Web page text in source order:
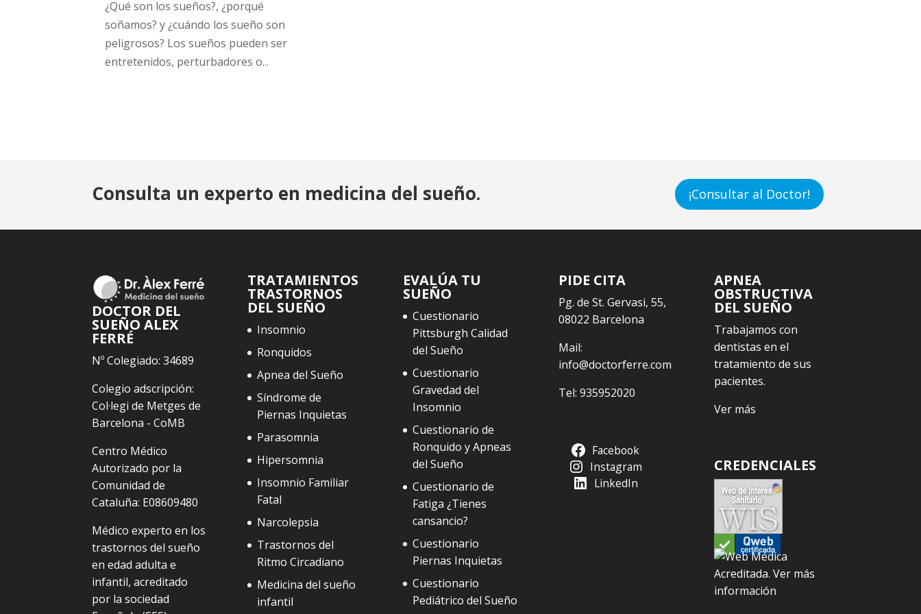
¿Qué son los sueños?, ¿porqué
soñamos? y ¿cuándo los sueño son
peligrosos? Los sueños pueden ser
entretenidos, perturbadores o...
Consulta un experto en medicina del sueño. ¡Consultar al Doctor!
DOCTOR DEL
SUEÑO ALEX
FERRÉ
Nº Colegiado: 34689
Colegio adscripción:
Col·legi de Metges de
Barcelona - CoMB
Centro Médico
Autorizado por la
Comunidad de
Cataluña: E08609480
Médico experto en los
trastornos del sueño
en edad adulta e
infantil, acreditado
por la sociedad
TRATAMIENTOS
TRASTORNOS
DEL SUEÑO
Insomnio
Ronquidos
Apnea del Sueño
Síndrome de
Piernas Inquietas
Parasomnia
Hipersomnia
Insomnio Familiar
Fatal
Narcolepsia
Trastornos del
Ritmo Circadiano
Medicina del sueño
infantil
EVALÚA TU
SUEÑO
Cuestionario
Pittsburgh Calidad
del Sueño
Cuestionario
Gravedad del
Insomnio
Cuestionario de
Ronquido y Apneas
del Sueño
Cuestionario de
Fatiga ¿Tienes
cansancio?
Cuestionario
Piernas Inquietas
Cuestionario
Pediátrico del Sueño
PIDE CITA
Pg. de St. Gervasi, 55,
08022 Barcelona
Mail:
info@doctorferre.com
Tel: 935952020
Facebook
Instagram
LinkedIn
APNEA
OBSTRUCTIVA
DEL SUEÑO
Trabajamos con
dentistas en el
tratamiento de sus
pacientes.
Ver más
CREDENCIALES